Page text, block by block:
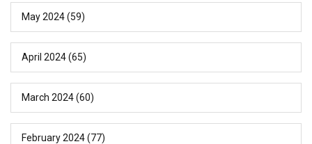
May 2024(59)
April 2024(65)
March 2024(60)
February 2024(77)